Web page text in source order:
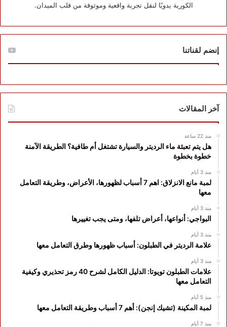
الكورية يدويًا لنقل تجربة واقعية وموثوقة من قلب الميدان.
إنضم لقناتنا
آخر المقالات
منذ 22 ساعة
هل يتم تعبئة ماء الرديتر والسيارة تشتغل أم طافية؟ الطريقة الآمنة
خطوة بخطوة
منذ 3 أيام
لمبة مانع الانزلاق: اهم 7 أسباب لظهورها، الأعراض، وطريقة التعامل
معها
منذ 3 أيام
البواجي: أنواعها، أعراض تلفها، ومتى يجب تغييرها
منذ 3 أيام
علامة الرديتر في الطبلون: أسباب ظهورها وطرق التعامل معها
منذ 3 أيام
علامات الطبلون تويوتا: الدليل الكامل لشرح 40 رمز تحذيري وكيفية
التعامل معها
منذ 5 أيام
لمبة المكينة (تشيك إنجن): أهم 7 أسباب وطريقة التعامل معها
منذ 7 أيام